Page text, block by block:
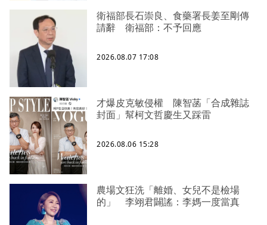
衛福部長石崇良、食藥署長姜至剛傳
請辭 衛福部：不予回應
2026.08.07 17:08
才爆皮克敏侵權 陳智菡「合成雜誌
封面」幫柯文哲慶生又踩雷
2026.08.06 15:28
農場文狂洗「離婚、女兒不是檢場
的」 李翊君闢謠：李媽一度當真